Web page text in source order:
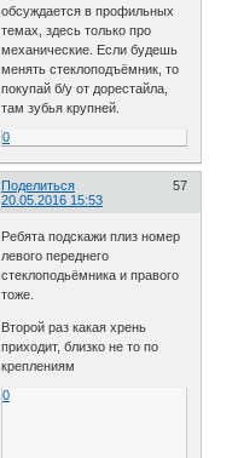
обсуждается в профильных
темах, здесь только про
механические. Если будешь
менять стеклоподъёмник, то
покупай б/у от дорестайла,
там зубья крупней.
0
Поделиться
57
20.05.2016 15:53
Ребята подскажи плиз номер
левого переднего
стеклоподьёмника и правого
тоже.
Второй раз какая хрень
приходит, близко не то по
креплениям
0